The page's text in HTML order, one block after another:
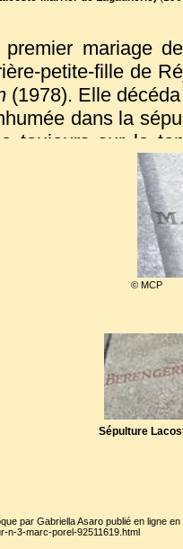
© MCP
premier mariage
petite-fille de
(1978). Elle
dans la
toujours sur la
celle de sa
Sépulture
par Gabriella Asaro publié en ligne en
n-3-marc-porel-92511619.html